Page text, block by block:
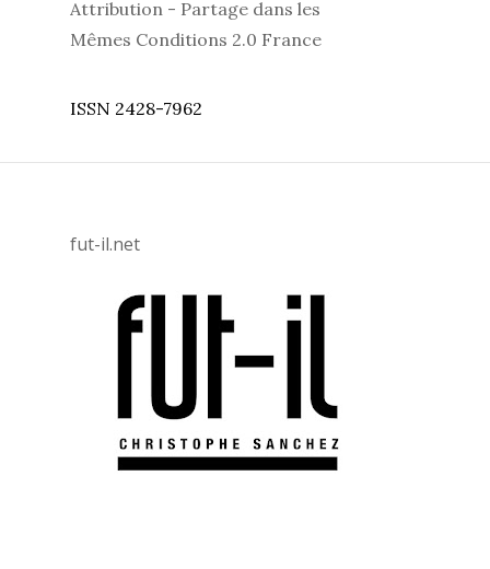
Attribution - Partage dans les
Mêmes Conditions 2.0 France
ISSN 2428-7962
fut-il.net